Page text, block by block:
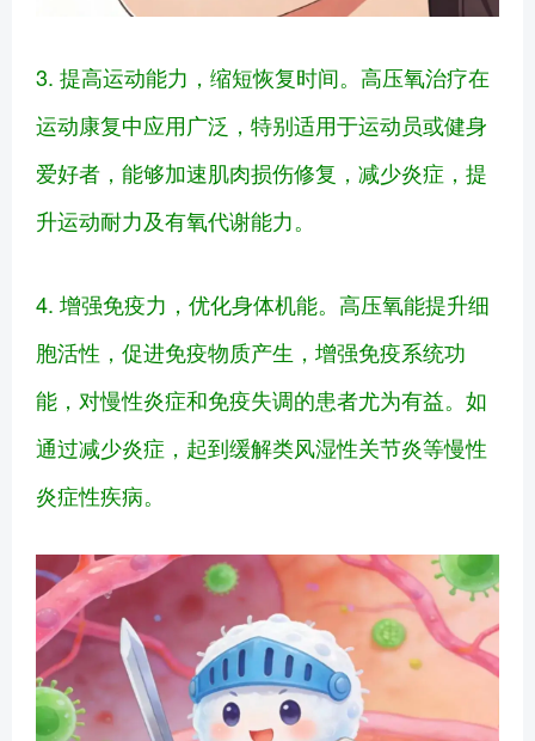
3. 提高运动能力，缩短恢复时间。高压氧治疗在
运动康复中应用广泛，特别适用于运动员或健身
爱好者，能够加速肌肉损伤修复，减少炎症，提
升运动耐力及有氧代谢能力。
4. 增强免疫力，优化身体机能。高压氧能提升细
胞活性，促进免疫物质产生，增强免疫系统功
能，对慢性炎症和免疫失调的患者尤为有益。如
通过减少炎症，起到缓解类风湿性关节炎等慢性
炎症性疾病。